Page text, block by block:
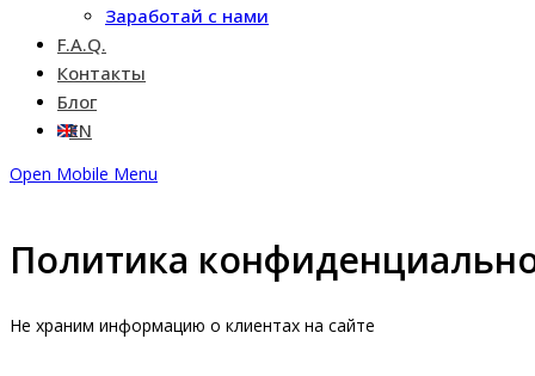
Заработай с нами
F.A.Q.
Контакты
Блог
EN
Open Mobile Menu
Политика
Не храним информацию о клиентах на сайте